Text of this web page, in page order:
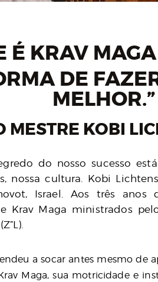
É KRAV
DE
MELHOR.”
MESTRE KOBI
do nosso sucesso
nossa cultura. Kobi
Israel. Aos três anos
Krav Maga ministrados
a socar antes mesmo de
Maga, sua motricidade e